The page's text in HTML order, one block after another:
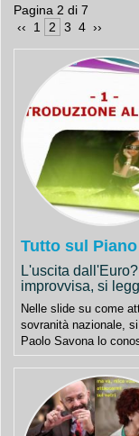
Pagina 2 di 7
‹‹
1 2 3 4 ››
Tutto sul
L'uscita
improvvisa, si
Nelle slide su come
sovranità nazionale,
Paolo Savona lo